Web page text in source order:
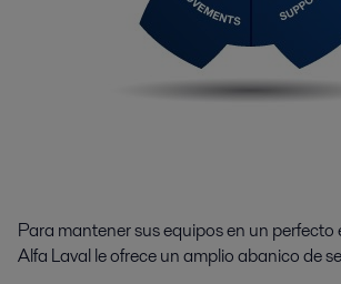
Para mantener sus equipos en un
Alfa Laval le ofrece un amplio abanico de